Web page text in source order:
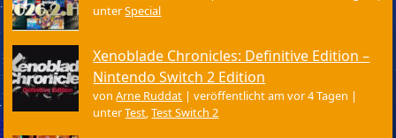
unterSpecial
Xenoblade Chronicles: Definitive Edition –
Nintendo Switch 2 Edition
vonArne Ruddat |veröffentlicht am vor 4 Tagen |
unterTest,Test Switch 2